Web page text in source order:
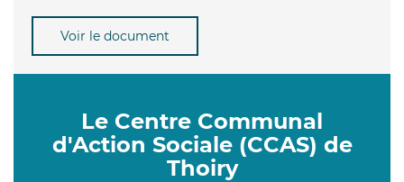
Voir le document
Le Centre Communal
d'Action Sociale (CCAS) de
Thoiry